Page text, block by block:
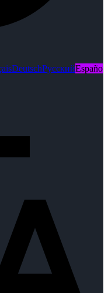
DeutschРусскийEspaño